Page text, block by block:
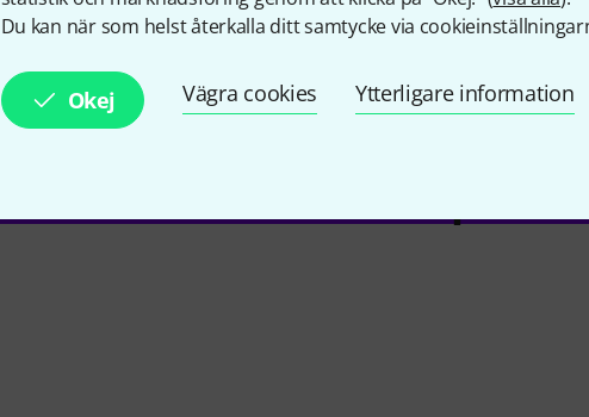
Du kan när som helst återkalla ditt samtycke via
Okej Vägra cookies Ytterligare information